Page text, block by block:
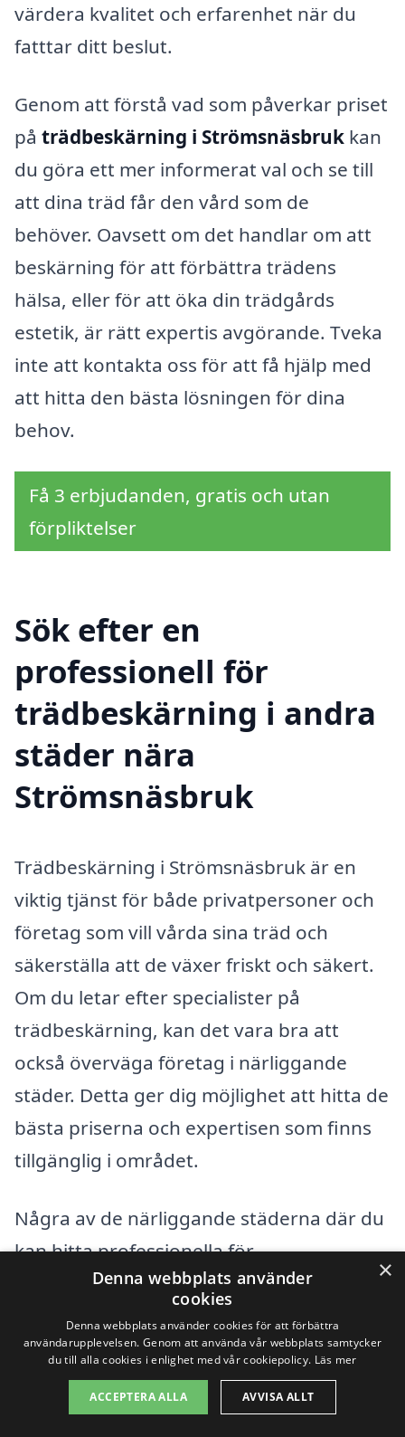
värdera kvalitet och erfarenhet när du
fatttar ditt beslut.
Genom att förstå vad som påverkar priset
på trädbeskärning i Strömsnäsbruk kan
du göra ett mer informerat val och se till
att dina träd får den vård som de
behöver. Oavsett om det handlar om att
beskärning för att förbättra trädens
hälsa, eller för att öka din trädgårds
estetik, är rätt expertis avgörande. Tveka
inte att kontakta oss för att få hjälp med
att hitta den bästa lösningen för dina
behov.
Få 3 erbjudanden, gratis och utan
förpliktelser
Sök efter en
professionell för
trädbeskärning i andra
städer nära
Strömsnäsbruk
Trädbeskärning i Strömsnäsbruk är en
viktig tjänst för både privatpersoner och
företag som vill vårda sina träd och
säkerställa att de växer friskt och säkert.
Om du letar efter specialister på
trädbeskärning, kan det vara bra att
också överväga företag i närliggande
städer. Detta ger dig möjlighet att hitta de
bästa priserna och expertisen som finns
tillgänglig i området.
Några av de närliggande städerna där du
kan hitta professionella för
trädbeskärning inkluderar:
Markaryd
Älmhult
×
Denna webbplats använder
cookies
Denna webbplats använder cookies för att förbättra
användarupplevelsen. Genom att använda vår webbplats samtycker
du till alla cookies i enlighet med vår cookiepolicy. Läs mer
ACCEPTERA ALLA AVVISA ALLT